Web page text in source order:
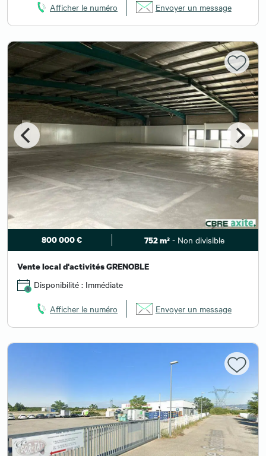
Afficher le numéro Envoyer un message
800 000 € 752 m²- Non divisible
Vente local d'activités GRENOBLE
Disponibilité : Immédiate
Afficher le numéro Envoyer un message